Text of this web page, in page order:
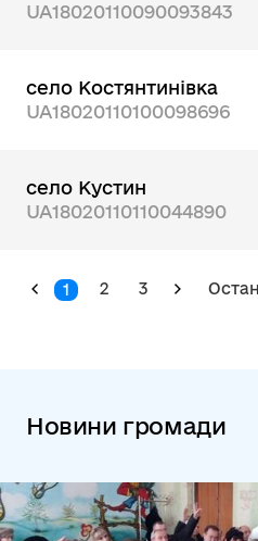
UA18020110090093843
село Костянтинівка
UA18020110100098696
село Кустин
UA18020110110044890
1 2 3
Новини громади